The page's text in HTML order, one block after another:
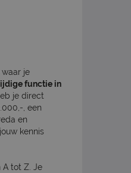
je
functie in
je direct
, een
en
kennis
A tot Z. Je